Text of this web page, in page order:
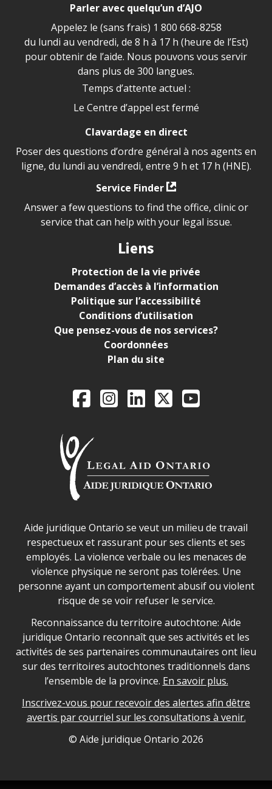
Parler avec quelqu’un d’AJO
Appelez le (sans frais) 1 800 668-8258
du lundi au vendredi, de 8 h à 17 h (heure de l’Est)
pour obtenir de l’aide. Nous pouvons vous servir
dans plus de 300 langues.
Temps d’attente actuel :
Le Centre d’appel est fermé
Clavardage en direct
Poser des questions d’ordre général à nos agents en
ligne, du lundi au vendredi, entre 9 h et 17 h (HNE).
Service Finder
Answer a few questions to find the office, clinic or
service that can help with your legal issue.
Liens
Protection de la vie privée
Demandes d’accès à l’information
Politique sur l’accessibilité
Conditions d’utilisation
Que pensez-vous de nos services?
Coordonnées
Plan du site
Legal Aid Ontario
FacebookInstagram
LinkedIn
X YouTube
Déclaration sur la sécurité dans les locaux d'AJO.
Aide juridique Ontario se veut un milieu de travail
respectueux et rassurant pour ses clients et ses
employés. La violence verbale ou les menaces de
violence physique ne seront pas tolérées. Une
personne ayant un comportement abusif ou violent
risque de se voir refuser le service.
Legal Aid Ontario land acknowledgement
Reconnaissance du territoire autochtone: Aide
juridique Ontario reconnaît que ses activités et les
activités de ses partenaires communautaires ont lieu
sur des territoires autochtones traditionnels dans
l’ensemble de la province. En savoir plus.
Inscrivez-vous pour recevoir des alertes afin dêtre
avertis par courriel sur les consultations à venir.
Legal Aid Ontario copyright information
© Aide juridique Ontario 2026